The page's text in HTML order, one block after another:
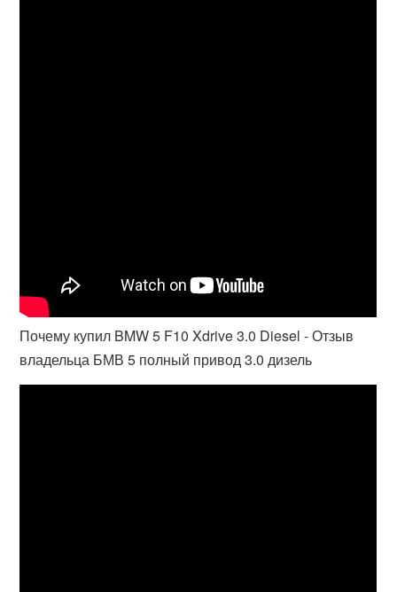
Почему купил BMW 5 F10 Xdrive 3.0 Diesel - Отзыв
владельца БМВ 5 полный привод 3.0 дизель